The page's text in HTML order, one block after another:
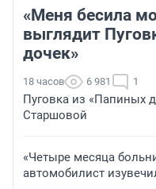
«Меня бесила
выглядит
дочек»
18 часов 6 981 1
Пуговка из «Папиных
Старшовой
«Четыре месяца
автомобилист